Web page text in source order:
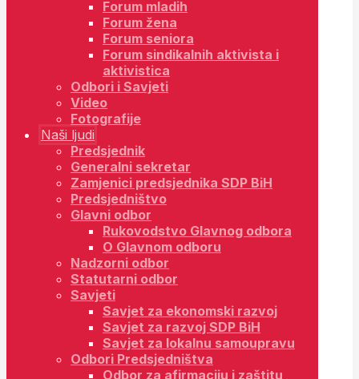
Forum mladih
Forum žena
Forum seniora
Forum sindikalnih aktivista i
aktivistica
Odbori i Savjeti
Video
Fotografije
Naši ljudi
Predsjednik
Generalni sekretar
Zamjenici predsjednika SDP BiH
Predsjedništvo
Glavni odbor
Rukovodstvo Glavnog odbora
O Glavnom odboru
Nadzorni odbor
Statutarni odbor
Savjeti
Savjet za ekonomski razvoj
Savjet za razvoj SDP BiH
Savjet za lokalnu samoupravu
Odbori Predsjedništva
Odbor za afirmaciju i zaštitu